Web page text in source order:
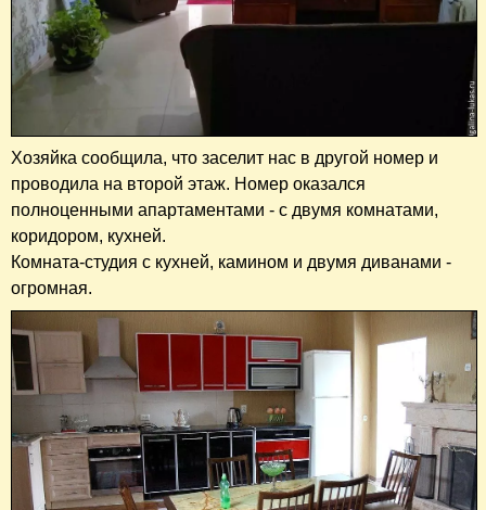
Хозяйка сообщила, что заселит нас в другой номер и
проводила на второй этаж. Номер оказался
полноценными апартаментами - с двумя комнатами,
коридором, кухней.
Комната-студия с кухней, камином и двумя диванами -
огромная.